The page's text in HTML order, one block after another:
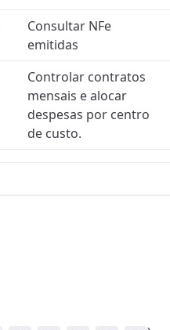
Consultar NFe
emitidas
Controlar contratos
mensais e alocar
despesas por centro
de custo.